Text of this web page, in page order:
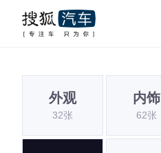
外观
32张
内饰
62张